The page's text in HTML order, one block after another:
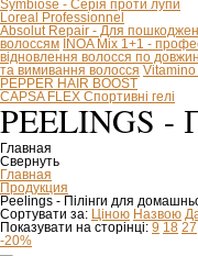
Symbiose - Серія проти лупи
Loreal Professionnel
Absolut Repair - Для
волоссям INOA Mix 1+1 -
відновлення волосся по
та вимивання волосся Vitamino
PEPPER HAIR BOOST
CAPSA FLEX Спортивні гелі
Главная
Свернуть
Главная
Продукция
Peelings - Пілінги для
Сортувати за: Ціною Назвою
Показувати на сторінці: 9 18 27
-20%